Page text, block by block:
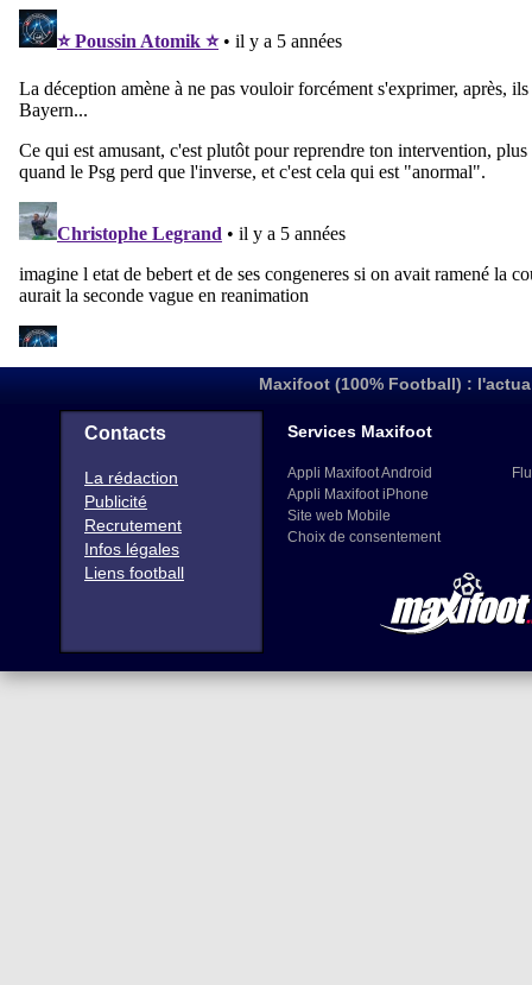
Maxifoot (100% Football) :
Contacts
La rédaction
Publicité
Recrutement
Infos légales
Liens football
Services Maxifoot
Appli Maxifoot Android
Appli Maxifoot iPhone
Site web Mobile
Choix de consentement